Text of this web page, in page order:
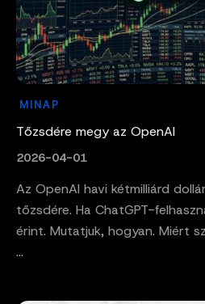
MINAP
Tőzsdére megy az OpenAI
2026-04-01
Az OpenAI havi kétmilliárd
tőzsdére. Ha ChatGPT-
érint. Mutatjuk, hogyan. Miért
...